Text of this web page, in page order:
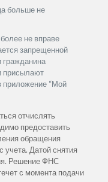
больше не
не вправе
запрещенной
гражданина
присылают
приложение “Мой
отчислять
предоставить
обращения
учета. Датой снятия
Решение ФНС
с момента подачи